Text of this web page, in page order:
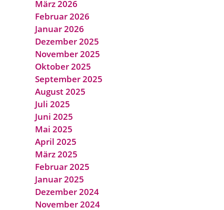
März 2026
Februar 2026
Januar 2026
Dezember 2025
November 2025
Oktober 2025
September 2025
August 2025
Juli 2025
Juni 2025
Mai 2025
April 2025
März 2025
Februar 2025
Januar 2025
Dezember 2024
November 2024